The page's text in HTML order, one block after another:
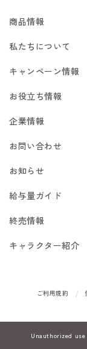
商品情報
私たちについて
キャンペーン情報
お役立ち情報
企業情報
お問い合わせ
お知らせ
給与量ガイド
終売情報
キャラクター紹介
ご利用規約
Unauthorized